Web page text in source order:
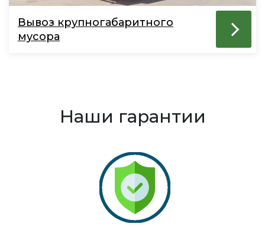
Вывоз крупногабаритного
мусора
Наши гарантии